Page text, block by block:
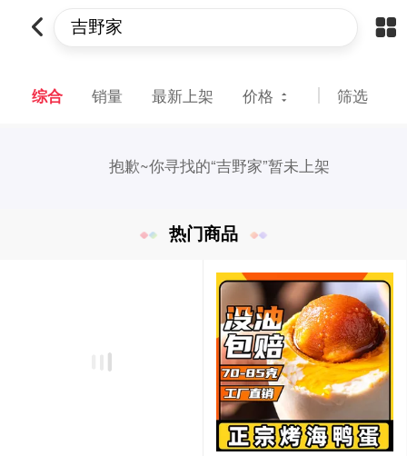
综合 销量 最新上架 价格 筛选
抱歉~你寻找的“吉野家”暂未上架
热门商品